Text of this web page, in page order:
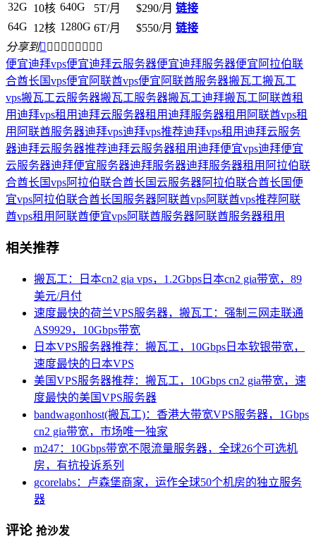
32G 10核 640G 5T/月 $290/月 链接
64G 12核 1280G 6T/月 $550/月 链接
分享到        
便宜迪拜vps便宜迪拜云服务器便宜迪拜服务器便宜阿拉伯联
合酋长国vps便宜阿联酋vps便宜阿联酋服务器搬瓦工搬瓦工
vps搬瓦工云服务器搬瓦工服务器搬瓦工迪拜搬瓦工阿联酋租
用迪拜vps租用迪拜云服务器租用迪拜服务器租用阿联酋vps租
用阿联酋服务器迪拜vps迪拜vps推荐迪拜vps租用迪拜云服务
器迪拜云服务器推荐迪拜云服务器租用迪拜便宜vps迪拜便宜
云服务器迪拜便宜服务器迪拜服务器迪拜服务器租用 阿拉伯联
合酋长国vps阿拉伯联合酋长国云服务器阿拉伯联合酋长国便
宜vps阿拉伯联合酋长国服务器阿联酋vps阿联酋vps推荐阿联
酋vps租用 阿联酋便宜vps阿联酋服务器阿联酋服务器租用
相关推荐
搬瓦工：日本cn2 gia vps，1.2Gbps日本cn2 gia带宽，89
美元/月付
速度最快的荷兰VPS服务器，搬瓦工：强制三网走联通
AS9929，10Gbps带宽
日本VPS服务器推荐：搬瓦工，10Gbps日本软银带宽，
速度最快的日本VPS
美国VPS服务器推荐：搬瓦工，10Gbps cn2 gia带宽，速
度最快的美国VPS服务器
bandwagonhost(搬瓦工)：香港大带宽VPS服务器，1Gbps
cn2 gia带宽，市场唯一独家
m247：10Gbps带宽不限流量服务器，全球26个可选机
房，有抗投诉系列
gcorelabs：卢森堡商家，运作全球50个机房的独立服务
器
评论 抢沙发